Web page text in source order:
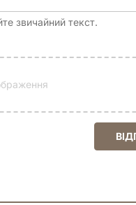
звичайний текст.